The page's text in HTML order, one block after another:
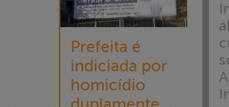
Prefeita é
indiciada por
homicídio